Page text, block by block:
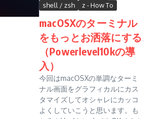
shell / zsh
z - How To
macOSXのターミナル
をもっとお洒落にする
（Powerlevel10kの導
入）
今回はmacOSXの単調なターミ
ナル画面をグラフィカルにカス
タマイズしてオシャレにカッコ
よくしていこうと思います。も